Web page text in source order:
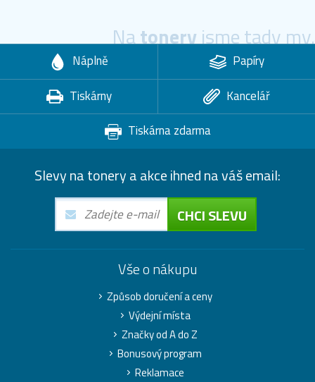
Natoneryjsme tady my.
Náplně
Papíry
Tiskárny
Kancelář
Tiskárna zdarma
Slevy na tonery a akce ihned na váš email:
CHCI SLEVU
Vše o nákupu
Způsob doručení a ceny
Výdejní místa
Značky od A do Z
Bonusový program
Reklamace